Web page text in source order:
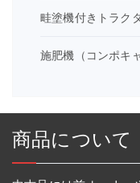
畦塗機付きトラク
施肥機（コンポキ
商品について